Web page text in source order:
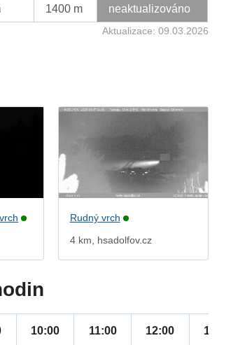
1400 m neaktualizováno
Aktualizace: 09.03.2026
Rudný vrch
4 km, hsadolfov.cz
10:00 11:00 12:00 13:00